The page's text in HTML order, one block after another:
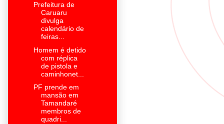
Prefeitura de
Caruaru
divulga
calendário de
feiras...
Homem é detido
com réplica
de pistola e
caminhonet...
PF prende em
mansão em
Tamandaré
membros de
quadri...